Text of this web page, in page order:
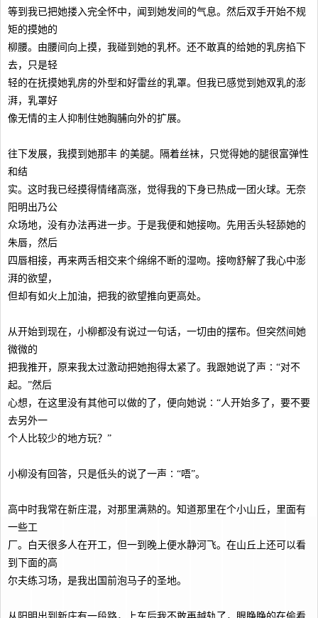
等到我已把她搂入完全怀中，闻到她发间的气息。然后双手开始不规
矩的摸她的
柳腰。由腰间向上摸，我碰到她的乳杯。还不敢真的给她的乳房掐下
去，只是轻
轻的在抚摸她乳房的外型和好雷丝的乳罩。但我已感觉到她双乳的澎
湃，乳罩好
像无情的主人抑制住她胸脯向外的扩展。
往下发展，我摸到她那丰 的美腿。隔着丝袜，只觉得她的腿很富弹性
和结
实。这时我已经摸得情绪高涨，觉得我的下身已热成一团火球。无奈
阳明出乃公
众场地，没有办法再进一步。于是我便和她接吻。先用舌头轻舔她的
朱唇，然后
四唇相接，再来两舌相交来个绵绵不断的湿吻。接吻舒解了我心中澎
湃的欲望，
但却有如火上加油，把我的欲望推向更高处。
从开始到现在，小柳都没有说过一句话，一切由的摆布。但突然间她
微微的
把我推开，原来我太过激动把她抱得太紧了。我跟她说了声∶“对不
起。”然后
心想，在这里没有其他可以做的了，便向她说∶“人开始多了，要不要
去另外一
个人比较少的地方玩？”
小柳没有回答，只是低头的说了一声∶“唔”。
高中时我常在新庄混，对那里满熟的。知道那里在个小山丘，里面有
一些工
厂。白天很多人在开工，但一到晚上便水静河飞。在山丘上还可以看
到下面的高
尔夫练习场，是我出国前泡马子的圣地。